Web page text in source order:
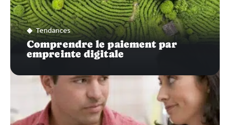
Tendances
Comprendre le paiement par
empreinte digitale